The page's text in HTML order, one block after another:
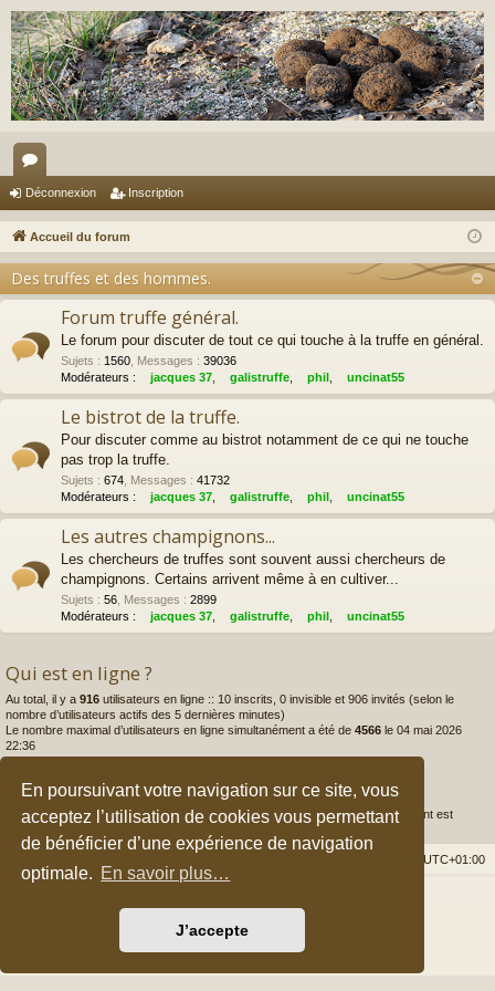
En poursuivant votre navigation sur ce site, vous
acceptez l’utilisation de cookies vous permettant
de bénéficier d’une expérience de navigation
optimale. En savoir plus…
J’accepte
or
u
s
Déconnexion Inscription
Accueil du forum
Des truffes et des hommes.
Forum truffe général.
Le forum pour discuter de tout ce qui touche à la truffe en général.
Sujets : 1560, Messages : 39036
Modérateurs :
jacques 37, galistruffe, phil , uncinat55
Le bistrot de la truffe.
Pour discuter comme au bistrot notamment de ce qui ne touche
pas trop la truffe.
Sujets : 674, Messages : 41732
Modérateurs :
jacques 37, galistruffe, phil , uncinat55
Les autres champignons...
Les chercheurs de truffes sont souvent aussi chercheurs de
champignons. Certains arrivent même à en cultiver...
Sujets : 56, Messages : 2899
Modérateurs :
jacques 37, galistruffe, phil , uncinat55
Qui est en ligne ?
Au total, il y a 916 utilisateurs en ligne :: 10 inscrits, 0 invisible et 906 invités (selon le
nombre d’utilisateurs actifs des 5 dernières minutes)
Le nombre maximal d’utilisateurs en ligne simultanément a été de 4566 le 04 mai 2026
22:36
Statistiques
175979messages •3933sujets •4277membres • Notre membre le plus récent est
UTC+01:00
halilesen
Traduction française officielle
Confidentialité|Conditions